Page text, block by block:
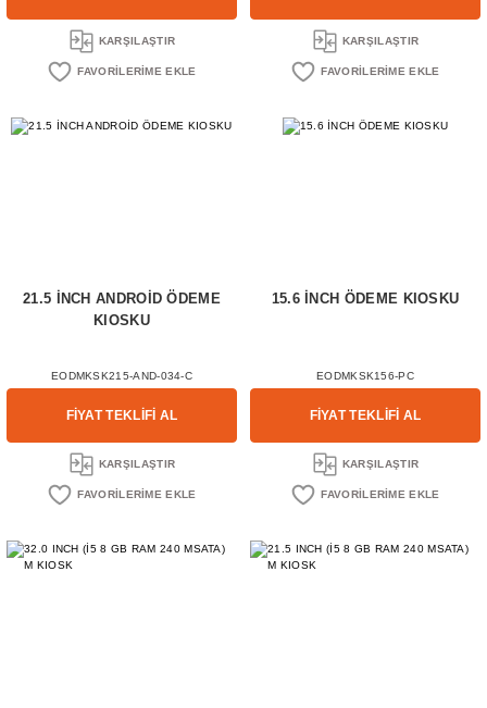
KARŞILAŞTIR KARŞILAŞTIR
21.5 İNCH ANDROİD ÖDEME
KIOSKU
EODMKSK215-AND-034-C
FİYAT TEKLİFİ AL
KARŞILAŞTIR
15.6 İNCH ÖDEME KIOSKU
EODMKSK156-PC
FİYAT TEKLİFİ AL
KARŞILAŞTIR